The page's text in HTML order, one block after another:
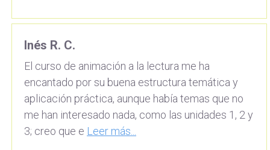
Inés R. C.
El curso de animación a la lectura me ha
encantado por su buena estructura temática y
aplicación práctica, aunque había temas que no
me han interesado nada, como las unidades 1, 2 y
3; creo que e Leer más...